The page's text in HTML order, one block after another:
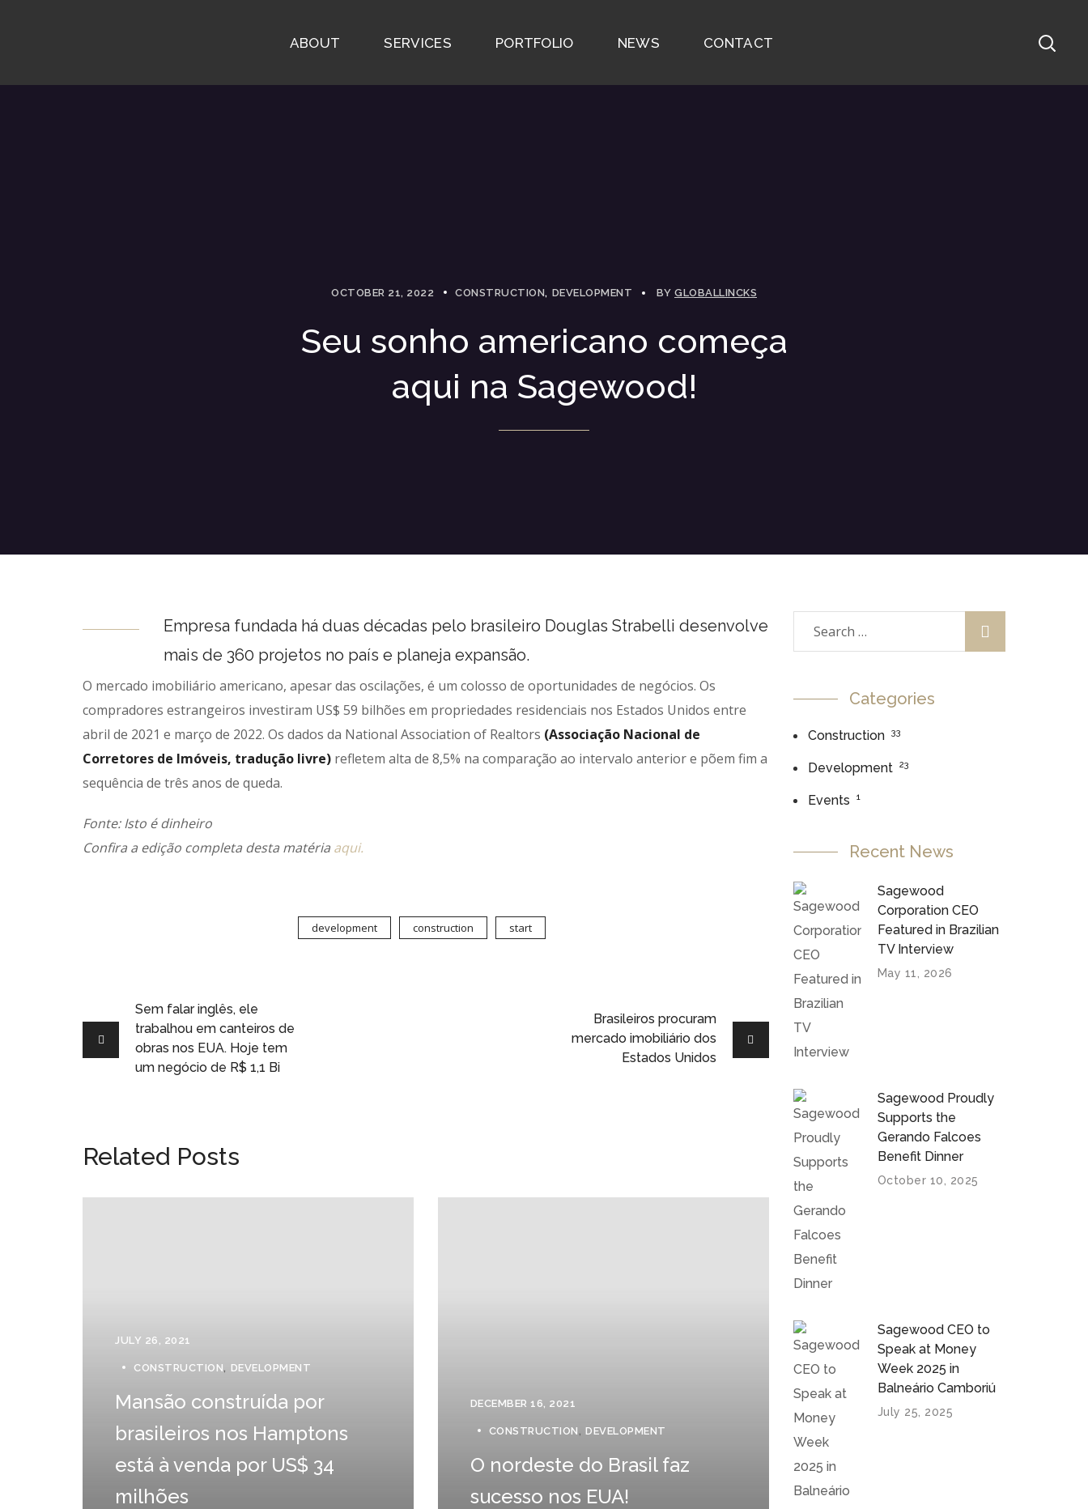
ABOUT SERVICES PORTFOLIO NEWS CONTACT
OCTOBER 21, 2022 CONSTRUCTION DEVELOPMENT BY GLOBALLINCKS
Seu sonho americano começa
aqui na Sagewood!
Empresa fundada há duas décadas pelo brasileiro Douglas Strabelli desenvolve
mais de 360 projetos no país e planeja expansão.
O mercado imobiliário americano, apesar das oscilações, é um colosso de oportunidades de negócios. Os
compradores estrangeiros investiram US$ 59 bilhões em propriedades residenciais nos Estados Unidos entre
abril de 2021 e março de 2022. Os dados da National Association of Realtors (Associação Nacional de
Corretores de Imóveis, tradução livre) refletem alta de 8,5% na comparação ao intervalo anterior e põem fim a
sequência de três anos de queda.
Fonte: Isto é dinheiro
Confira a edição completa desta matéria aqui.
development construction start
Sem falar inglês, ele
trabalhou em canteiros de
obras nos EUA. Hoje tem
um negócio de R$ 1,1 Bi
Brasileiros procuram
mercado imobiliário dos
Estados Unidos
Related Posts
JULY 26, 2021
CONSTRUCTION DEVELOPMENT
Mansão construída por
brasileiros nos Hamptons
está à venda por US$ 34
milhões
DECEMBER 16, 2021
CONSTRUCTION DEVELOPMENT
O nordeste do Brasil faz
sucesso nos EUA!
Categories
Construction 33
Development 23
Events 1
Recent News
Sagewood
Corporation CEO
Featured in Brazilian
TV Interview
May 11, 2026
Sagewood Proudly
Supports the
Gerando Falcoes
Benefit Dinner
October 10, 2025
Sagewood CEO to
Speak at Money
Week 2025 in
Balneário Camboriú
July 25, 2025